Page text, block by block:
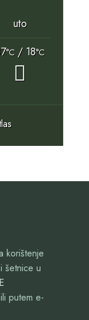
uto
°C / 18°C
korištenje
šetnice u
putem e-